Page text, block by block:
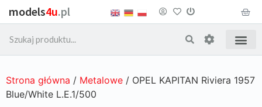
models4u.pl
Strona główna / Metalowe / OPEL KAPITAN Riviera 1957
Blue/White L.E.1/500